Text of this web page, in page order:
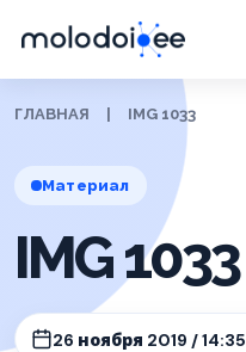
ГЛАВНАЯ IMG 1033
Материал
IMG 1033
26 ноября 2019 / 14:35